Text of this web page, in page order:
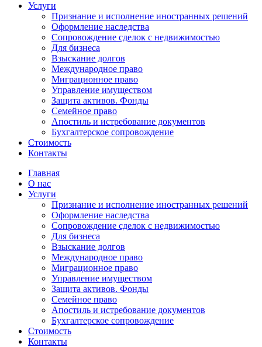
Услуги
Признание и исполнение иностранных решений
Оформление наследства
Сопровождение сделок с недвижимостью
Для бизнеса
Взыскание долгов
Международное право
Миграционное право
Управление имуществом
Защита активов. Фонды
Семейное право
Апостиль и истребование документов
Бухгалтерское сопровождение
Стоимость
Контакты
Главная
О нас
Услуги
Признание и исполнение иностранных решений
Оформление наследства
Сопровождение сделок с недвижимостью
Для бизнеса
Взыскание долгов
Международное право
Миграционное право
Управление имуществом
Защита активов. Фонды
Семейное право
Апостиль и истребование документов
Бухгалтерское сопровождение
Стоимость
Контакты